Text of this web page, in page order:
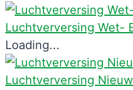
Luchtverversing Wet-
Loading...
Luchtverversing